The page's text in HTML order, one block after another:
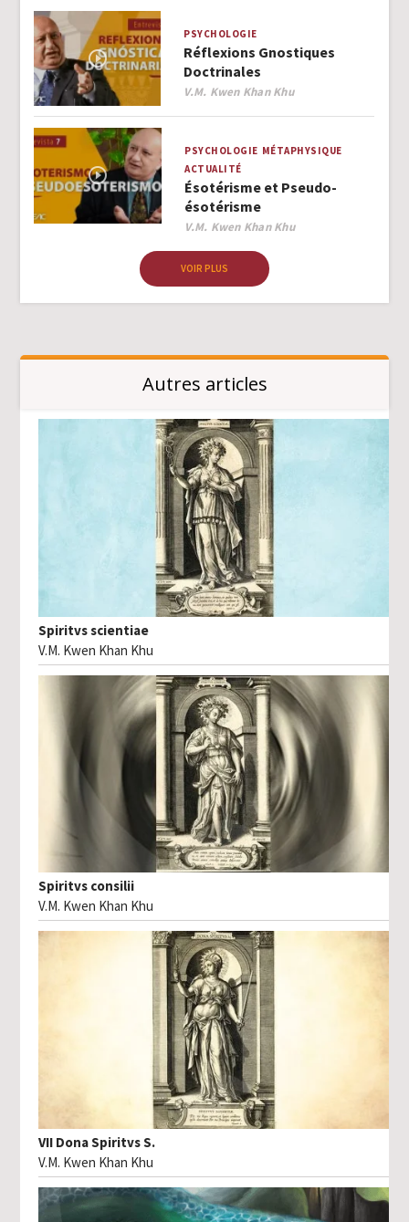
PSYCHOLOGIE
Réflexions Gnostiques
Doctrinales
Author
V.M. Kwen Khan Khu
PSYCHOLOGIE MÉTAPHYSIQUE
ACTUALITÉ
Ésotérisme et Pseudo-
ésotérisme
Author
V.M. Kwen Khan Khu
VOIR PLUS
Autres articles
Spiritvs scientiae
V.M. Kwen Khan Khu
Spiritvs consilii
V.M. Kwen Khan Khu
VII Dona Spiritvs S.
V.M. Kwen Khan Khu